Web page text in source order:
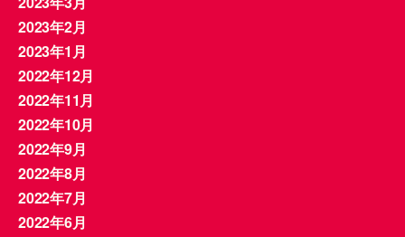
2023年2月
2023年1月
2022年12月
2022年11月
2022年10月
2022年9月
2022年8月
2022年7月
2022年6月